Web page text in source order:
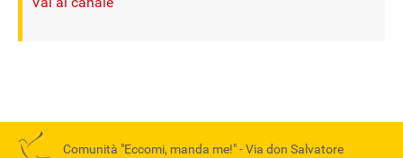
Comunità "Eccomi, manda me!" -Via don Salvatore